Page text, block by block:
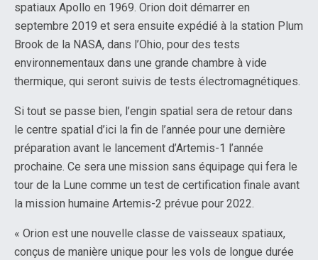
spatiaux Apollo en 1969. Orion doit démarrer en
septembre 2019 et sera ensuite expédié à la station Plum
Brook de la NASA, dans l’Ohio, pour des tests
environnementaux dans une grande chambre à vide
thermique, qui seront suivis de tests électromagnétiques.
Si tout se passe bien, l’engin spatial sera de retour dans
le centre spatial d’ici la fin de l’année pour une dernière
préparation avant le lancement d’Artemis-1 l’année
prochaine. Ce sera une mission sans équipage qui fera le
tour de la Lune comme un test de certification finale avant
la mission humaine Artemis-2 prévue pour 2022.
« Orion est une nouvelle classe de vaisseaux spatiaux,
conçus de manière unique pour les vols de longue durée